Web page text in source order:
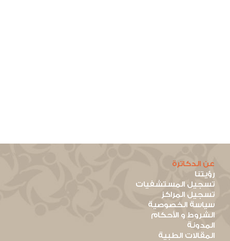
عن الدكاترة
رؤيتنا
تسجيل المستشفيات
تسجيل المراكز
سياسة الخصوصية
الشروط و الأحكام
المدونة
المقالات الطبية